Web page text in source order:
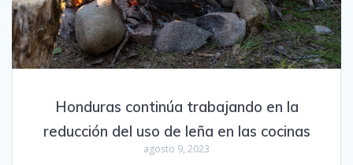
Honduras continúa trabajando en la
reducción del uso de leña en las cocinas
agosto 9, 2023